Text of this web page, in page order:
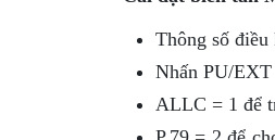
Thông số
Nhấn PU/EXT
ALLC = 1 để